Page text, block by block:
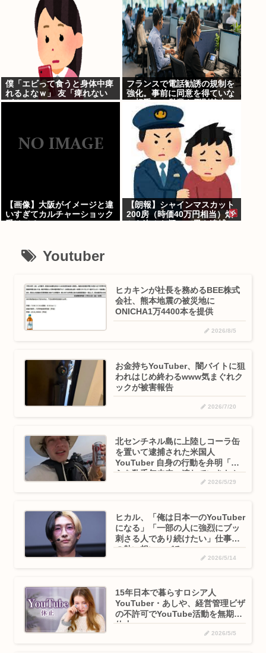
僕「エビって食うと身体中痺
れるよなｗ」 友「痺れない
が？？」
フランスで電話勧誘の規制を
強化。事前に同意を得ていな
い相手への営業を原則禁止
【画像】大阪がイメージと違
いすぎてカルチャーショック
【朗報】シャインマスカット
200房（時価40万円相当）畑
Youtuber
ヒカキンが社長を務めるBEE株式
会社、熊本地震の被災地に
ONICHA1万4400本を提供
2026/8/5
お金持ちYouTuber、闇バイトに狙
われはじめ終わるwww気まぐれク
ックが被害報告
2026/7/20
北センチネル島に上陸しコーラ缶
を置いて逮捕された米国人
YouTuber 自身の行動を弁明「彼
らを数千年未来へ連れていきたか
2026/5/29
ヒカル、「俺は日本一のYouTuber
になる」「一部の人に強烈にブッ
刺さる人であり続けたい」仕事へ
の熱い想いつづる
2026/5/14
15年日本で暮らすロシア人
YouTuber・あしや、経営管理ビザ
の不許可でYouTube活動を無期限
休止
2026/5/5